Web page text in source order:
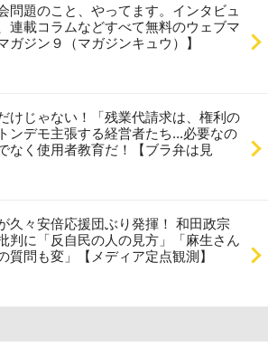
問題のこと、やってます。インタビュ
連載コラムなどすべて無料のウェブマ
ガジン９（マガジンキュウ）】
けじゃない！「残業代請求は、権利の
ンデモ主張する経営者たち...必要なの
なく使用者教育だ！【ブラ弁は見
久々安倍応援団ぶり発揮！ 和田政宗
判に「反自民の人の見方」「麻生さん
質問も変」【メディア定点観測】